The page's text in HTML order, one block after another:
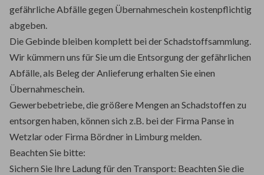
gefährliche Abfälle gegen Übernahmeschein kostenpflichtig
abgeben.
Die Gebinde bleiben komplett bei der Schadstoffsammlung.
Wir kümmern uns für Sie um die Entsorgung der gefährlichen
Abfälle, als Beleg der Anlieferung erhalten Sie einen
Übernahmeschein.
Gewerbebetriebe, die größere Mengen an Schadstoffen zu
entsorgen haben, können sich z.B. bei der Firma Panse in
Wetzlar oder Firma Bördner in Limburg melden.
Beachten Sie bitte:
Sichern Sie Ihre Ladung für den Transport: Beachten Sie die